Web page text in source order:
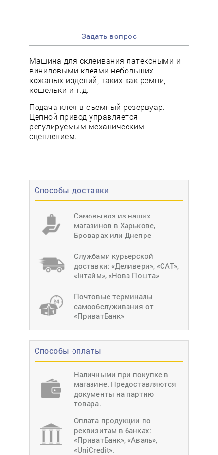
Способы доставки
Самовывоз из наших
магазинов в Харькове,
Броварах или Днепре
Службами курьерской
доставки: «Деливери», «САТ»,
«Інтайм», «Нова Пошта»
Почтовые терминалы
самообслуживания от
«ПриватБанк»
Способы оплаты
Наличными при покупке в
магазине. Предоставляются
документы на партию
товара.
Оплата продукции по
реквизитам в банках:
«ПриватБанк», «Аваль»,
«UniCredit».
Задать вопрос
Машина для склеивания латексными и
виниловыми клеями небольших
кожаных изделий, таких как ремни,
кошельки и т.д.
Подача клея в съемный резервуар.
Цепной привод управляется
регулируемым механическим
сцеплением.